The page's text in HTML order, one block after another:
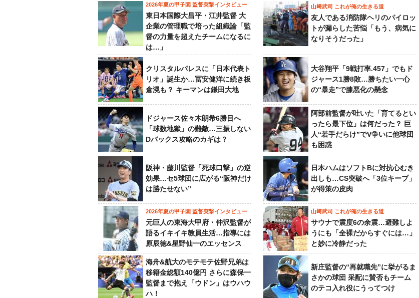
2026年夏の甲子園 監督突撃インタビュー
東日本国際大昌平・江井監督 大
企業の管理職で培った組織論「監
督の力量を超えたチームになるに
は…」
山﨑武司 これが俺の生きる道
友人である消防隊ヘリのパイロッ
トが漏らした苦悩「もう、病気に
なりそうだった」
クリスタルパレスに「日本代表ト
リオ」誕生か…冨安健洋に続き板
倉滉も？ キーマンは鎌田大地
大谷翔平「9戦打率.457」でもド
ジャース1勝8敗…勝ちたい一心
の“暴走”で膝悪化の懸念
ドジャース佐々木朗希6勝目へ
「球数地獄」の難敵…三振しない
Dバックス攻略のカギは？
阿部前監督が吐いた「育てるとい
ったら最下位」は何だった？ 巨
人“若手だらけ”でV争いに他球団
も困惑
阪神・藤川監督「死球口撃」の逆
効果…セ5球団に広がる“阪神だけ
は勝たせない”
日本ハムはソフトBに対抗心むき
出しも…CS突破へ「3位キープ」
が得策の皮肉
2026年夏の甲子園 監督突撃インタビュー
元巨人の東海大甲府・仲沢監督が
語るイキイキ教員生活…指導には
原辰徳&星野仙一のエッセンス
山﨑武司 これが俺の生きる道
サウナで震度6の余震…避難しよ
うにも「全裸だからすぐには…」
と妙に冷静だった
海舟&航大のモテモテ佐野兄弟は
移籍金総額140億円 さらに森保一
監督まで抱え「ウドン」はウハウ
ハ！
新庄監督の“再就職先”に挙がるま
さかの球団 采配に賛否もチーム
のテコ入れ役にうってつけ